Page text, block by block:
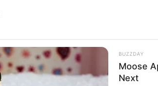
BUZZDAY
Moose
Next